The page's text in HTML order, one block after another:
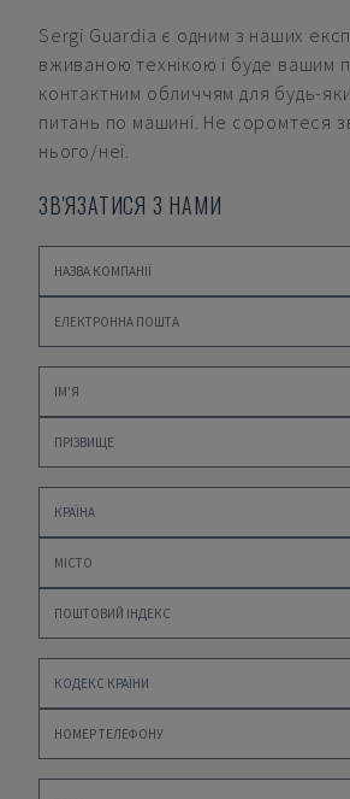
Sergi Guardia є одним з наших
вживаною технікою і буде вашим
контактним обличчям для будь-
питань по машині. Не соромтеся
нього/неї.
ЗВ'ЯЗАТИСЯ З НАМИ